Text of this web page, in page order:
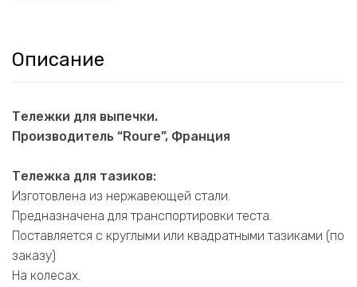
Описание
Тележки для выпечки.
Производитель “Roure”, Франция
Тележка для тазиков:
Изготовлена из нержавеющей стали.
Предназначена для транспортировки теста.
Поставляется с круглыми или квадратными тазиками (по
заказу)
На колесах.